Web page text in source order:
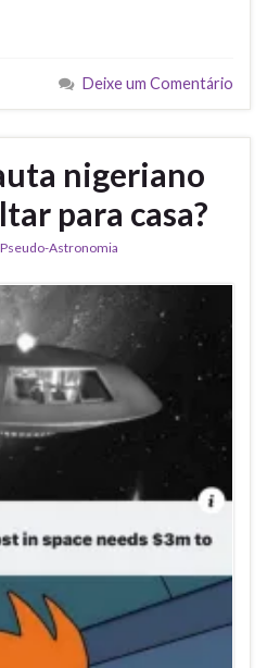
Deixe um Comentário
nigeriano
para casa?
Pseudo-Astronomia